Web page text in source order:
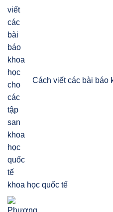
Cách viết các bài báo
khoa học quốc tế